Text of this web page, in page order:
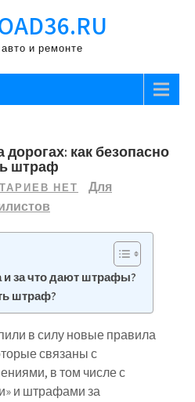
и ремонте
как безопасно
штраф
НЕТ
Для
и за что дают штрафы?
штраф?
в силу новые правила
связаны с
в том числе с
и штрафами за